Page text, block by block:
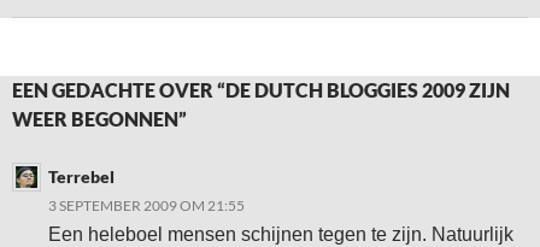
EEN GEDACHTE OVER “DE DUTCH BLOGGIES 2009 ZIJN
WEER BEGONNEN”
Terrebel
3 SEPTEMBER 2009 OM 21:55
Een heleboel mensen schijnen tegen te zijn. Natuurlijk